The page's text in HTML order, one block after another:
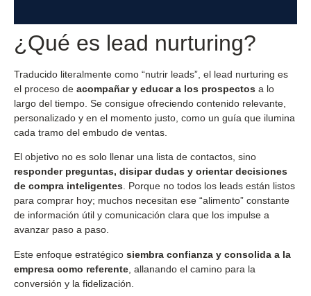
¿Qué es lead nurturing?
Traducido literalmente como “nutrir leads”, el lead nurturing es
el proceso de acompañar y educar a los prospectos a lo
largo del tiempo. Se consigue ofreciendo contenido relevante,
personalizado y en el momento justo, como un guía que ilumina
cada tramo del embudo de ventas.
El objetivo no es solo llenar una lista de contactos, sino
responder preguntas, disipar dudas y orientar decisiones
de compra inteligentes. Porque no todos los leads están listos
para comprar hoy; muchos necesitan ese “alimento” constante
de información útil y comunicación clara que los impulse a
avanzar paso a paso.
Este enfoque estratégico siembra confianza y consolida a la
empresa como referente , allanando el camino para la
conversión y la fidelización.